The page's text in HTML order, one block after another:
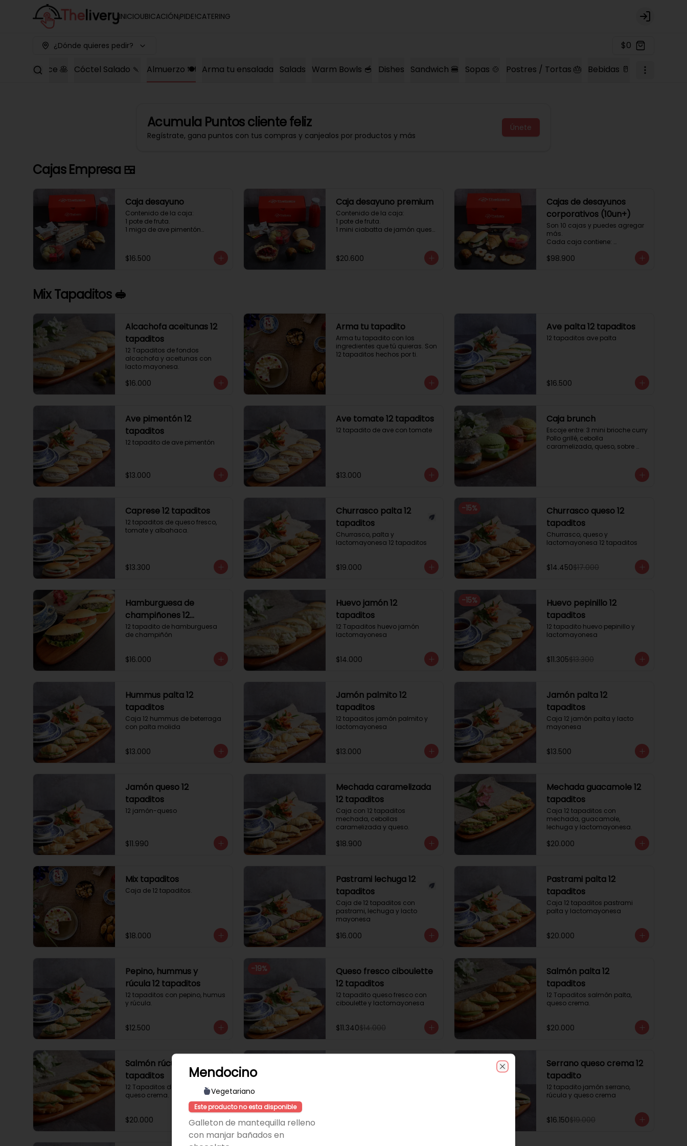
INICIOUBICACIÓN¡PIDE!CATERING Login
¿Dónde quieres pedir? $0
Cóctel Dulce 🥞 Cóctel Salado 🍡 Almuerzo 🍽️ Arma tu ensalada Salads Warm Bowls 🥣 Dishes Sandwich 🍔 Sopas 🍲 Postres / Tortas 🎂 Bebidas 🥛
Acumula Puntos cliente feliz
Regístrate, gana puntos con tus compras y canjealos por productos y más
Únete
Cajas Empresa 🍱
Caja desayuno
Contenido de la caja:
1 pote de fruta.
1 miga de ave pimentón
1 mini muffin
1 sobre de té y café
$16.500
Caja desayuno premium
Contenido de la caja:
1 pote de fruta.
1 mini ciabatta de jamón queso
1 mini muffin
1 cheesecake
$20.600
Cajas de desayunos
corporativos (10un+)
Son 10 cajas y puedes agregar
más.
Cada caja contiene:
2 mini croissant jamón queso.
Estos desayunos no los
vendemos por unidad, desde 10
cajas.
$98.900
Mix Tapaditos 🥪
Alcachofa aceitunas 12
tapaditos
12 Tapaditos de fondos
alcachofa y aceitunas con
lacto mayonesa.
$16.000
Arma tu tapadito
Arma tu tapadito con los
ingredientes que tú quieras. Son
12 tapaditos hechos por ti.
Ave palta 12 tapaditos
12 tapaditos ave palta
$16.500
Ave pimentón 12
tapaditos
12 tapadito de ave pimentón
$13.000
Ave tomate 12 tapaditos
12 tapadito de ave con tomate
$13.000
Caja brunch
Escoje entre: 3 mini brioche curry
Pollo grillé, cebolla
caramelizada, queso, sobre
Pastrami, lactonesa, tomate y
3 mini brioche tinta calamar.
Salmon ahumado, queso
crema, hojas de rúcula
Caprese 12 tapaditos
12 tapaditos de queso fresco,
tomate y albahaca.
$13.300
Churrasco palta 12
tapaditos
Churrasco, palta y
lactomayonesa 12 tapaditos
$19.000
-15%
Churrasco queso 12
tapaditos
Churrasco, queso y
lactomayonesa 12 tapaditos
$14.450$17.000
Hamburguesa de
champiñones 12
tapaditos
12 tapadito de hamburguesa
de champiñón
$16.000
Huevo jamón 12
tapaditos
12 Tapaditos huevo jamón
lactomayonesa
$14.000
-15%
Huevo pepinillo 12
tapaditos
12 tapadito huevo pepinillo y
lactomayonesa
$11.305$13.300
Hummus palta 12
tapaditos
Caja 12 hummus de beterraga
con palta molida
$13.000
Jamón palmito 12
tapaditos
12 tapaditos jamón palmito y
lactomayonesa
$13.000
Jamón palta 12
tapaditos
Caja 12 jamón palta y lacto
mayonesa
$13.500
Jamón queso 12
tapaditos
12 jamón-queso
$11.990
Mechada caramelizada
12 tapaditos
Caja con 12 tapaditos
mechada, cebollas
caramelizada y queso.
$18.900
Mechada guacamole 12
tapaditos
Caja 12 tapaditos con
mechada, guacamole,
lechuga y lactomayonesa.
$20.000
Mix tapaditos
Caja de 12 tapaditos.
$18.000
Pastrami lechuga 12
tapaditos
Caja de 12 tapaditos con
pastrami, lechuga y lacto
mayonesa
$16.000
Pastrami palta 12
tapaditos
Caja 12 tapaditos pastrami
palta y lactomayonesa
$20.000
Pepino, hummus y
rúcula 12 tapaditos
12 tapaditos con pepino, humus
y rúcula.
$12.500
-19%
Queso fresco ciboulette
12 tapaditos
12 tapadito queso fresco con
ciboulette y lactomayonesa
$11.340$14.000
Salmón palta 12
tapaditos
12 Tapaditos salmón palta,
queso crema.
$20.000
Salmón rúcula 12
tapaditos
12 Tapaditos de salmón rúcula,
queso crema.
$20.000
Serrano queso crema 12
tapadito
12 tapadito jamón serrano,
rúcula y queso crema
$16.150$19.000
Mendocino
Vegetariano
Este producto no esta disponible
Galleton de mantequilla relleno
con manjar bañados en
Close